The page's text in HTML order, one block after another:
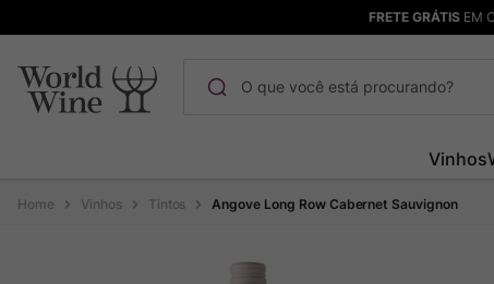
FRETE GRÁTISEM
Vinhos
Vinhos Tintos Angove Long Row Cabernet Sauvignon
1º Maçanita